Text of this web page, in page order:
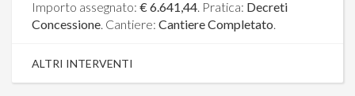
Importo assegnato: € 6.641,44. Pratica: Decreti
Concessione. Cantiere: Cantiere Completato.
ALTRI INTERVENTI